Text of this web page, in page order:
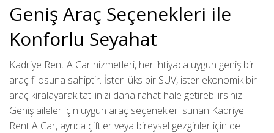
Geniş Araç Seçenekleri ile
Konforlu Seyahat
Kadriye Rent A Car hizmetleri, her ihtiyaca uygun geniş bir
araç filosuna sahiptir. İster lüks bir SUV, ister ekonomik bir
araç kiralayarak tatilinizi daha rahat hale getirebilirsiniz.
Geniş aileler için uygun araç seçenekleri sunan Kadriye
Rent A Car, ayrıca çiftler veya bireysel gezginler için de